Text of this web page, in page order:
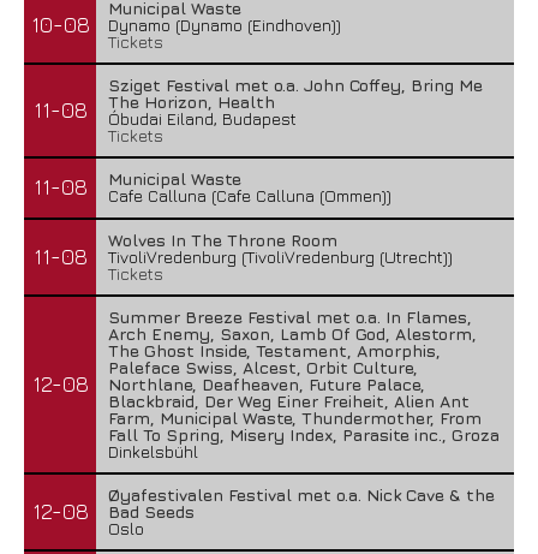
10-08
Municipal Waste
Dynamo (Dynamo (Eindhoven))
Tickets
11-08
Sziget Festival met o.a. John Coffey, Bring Me
The Horizon, Health
Óbudai Eiland, Budapest
Tickets
11-08
Municipal Waste
Cafe Calluna (Cafe Calluna (Ommen))
11-08
Wolves In The Throne Room
TivoliVredenburg (TivoliVredenburg (Utrecht))
Tickets
12-08
Summer Breeze Festival met o.a. In Flames,
Arch Enemy, Saxon, Lamb Of God, Alestorm,
The Ghost Inside, Testament, Amorphis,
Paleface Swiss, Alcest, Orbit Culture,
Northlane, Deafheaven, Future Palace,
Blackbraid, Der Weg Einer Freiheit, Alien Ant
Farm, Municipal Waste, Thundermother, From
Fall To Spring, Misery Index, Parasite inc., Groza
Dinkelsbühl
12-08
Øyafestivalen Festival met o.a. Nick Cave & the
Bad Seeds
Oslo